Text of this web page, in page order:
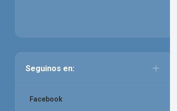
Seguinos en:
Facebook